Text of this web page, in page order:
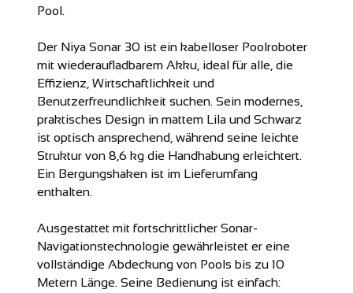
Pool.
Der Niya Sonar 30 ist ein kabelloser Poolroboter
mit wiederaufladbarem Akku, ideal für alle, die
Effizienz, Wirtschaftlichkeit und
Benutzerfreundlichkeit suchen. Sein modernes,
praktisches Design in mattem Lila und Schwarz
ist optisch ansprechend, während seine leichte
Struktur von 8,6 kg die Handhabung erleichtert.
Ein Bergungshaken ist im Lieferumfang
enthalten.
Ausgestattet mit fortschrittlicher Sonar-
Navigationstechnologie gewährleistet er eine
vollständige Abdeckung von Pools bis zu 10
Metern Länge. Seine Bedienung ist einfach: